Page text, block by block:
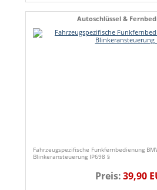
Autoschlüssel &
Fahrzeugspezifische Funkfernbedienung
Blinkeransteuerung IP698 §
Preis:39,90